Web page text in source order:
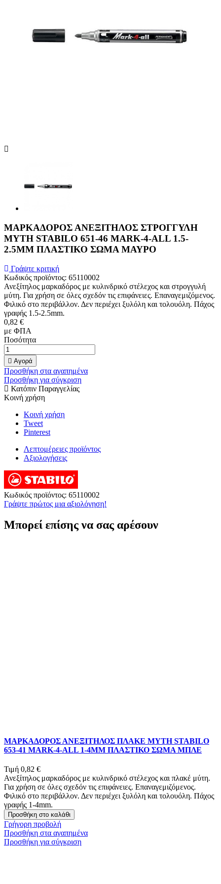
ΜΑΡΚΑΔΟΡΟΣ ΑΝΕΞΙΤΗΛΟΣ ΣΤΡΟΓΓΥΛΗ
ΜΥΤΗ STABILO 651-46 MARK-4-ALL 1.5-
2.5ΜΜ ΠΛΑΣΤΙΚΟ ΣΩΜΑ ΜΑΥΡΟ
Γράψτε κριτική
Κωδικός προϊόντος: 65110002
Ανεξίτηλος μαρκαδόρος με κυλινδρικό στέλεχος και στρογγυλή
μύτη. Για χρήση σε όλες σχεδόν τις επιφάνειες. Επαναγεμιζόμενος.
Φιλικό στο περιβάλλον. Δεν περιέχει ξυλόλη και τολουόλη. Πάχος
γραφής 1.5-2.5mm.
0,82 €
με ΦΠΑ
Ποσότητα
 Αγορά
Προσθήκη στα αγαπημένα
Προσθήκη για σύγκριση
Κατόπιν Παραγγελίας
Κοινή χρήση
Κοινή χρήση
Tweet
Pinterest
Λεπτομέρειες προϊόντος
Αξιολογήσεις
Κωδικός προϊόντος: 65110002
Γράψτε πρώτος μια αξιολόγηση!
Μπορεί επίσης να σας αρέσουν
ΜΑΡΚΑΔΟΡΟΣ ΑΝΕΞΙΤΗΛΟΣ ΠΛΑΚΕ ΜΥΤΗ STABILO
653-41 MARK-4-ALL 1-4ΜΜ ΠΛΑΣΤΙΚΟ ΣΩΜΑ ΜΠΛΕ
Τιμή 0,82 €
Ανεξίτηλος μαρκαδόρος με κυλινδρικό στέλεχος και πλακέ μύτη.
Για χρήση σε όλες σχεδόν τις επιφάνειες. Επαναγεμιζόμενος.
Φιλικό στο περιβάλλον. Δεν περιέχει ξυλόλη και τολουόλη. Πάχος
γραφής 1-4mm.
Προσθήκη στο καλάθι
Γρήγορη προβολή
Προσθήκη στα αγαπημένα
Προσθήκη για σύγκριση